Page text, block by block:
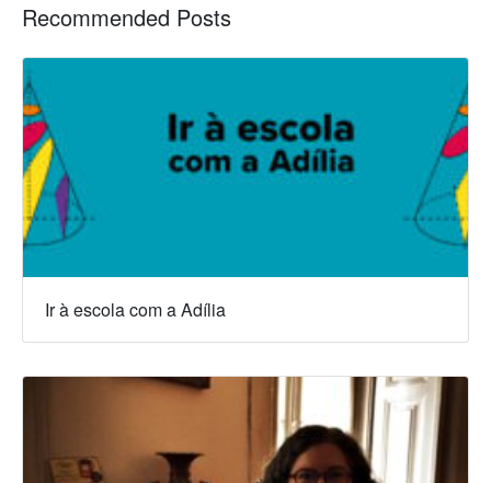
Recommended Posts
Ir à escola com a Adília